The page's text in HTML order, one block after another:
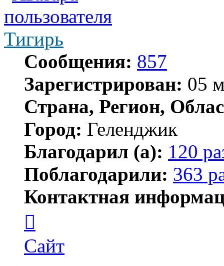
Тигирь
Сообщения: 857
Зарегистрирован: 05
Страна, Регион,
Город: Геленджик
Благодарил (а): 120
Поблагодарили: 363
Контактная
пользователя
Тигирь
Сайт